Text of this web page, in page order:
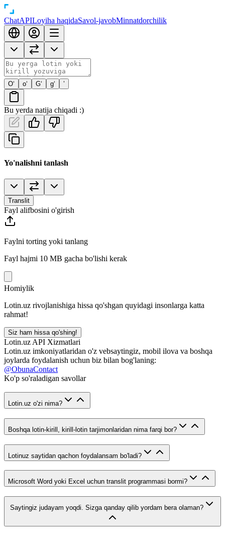
ChatAPILoyiha haqidaSavol-javobMinnatdorchilik
O‘ o‘ G‘ g‘ ’
Bu yerda natija chiqadi :)
Yo'nalishni tanlash
Translit
Fayl alifbosini o'girish
Faylni torting yoki tanlang
Fayl hajmi 10 MB gacha bo'lishi kerak
Homiylik
Lotin.uz rivojlanishiga hissa qo'shgan quyidagi insonlarga katta
rahmat!
Siz ham hissa qo'shing!
Lotin.uz API Xizmatlari
Lotin.uz imkoniyatlaridan o'z vebsaytingiz, mobil ilova va boshqa
joylarda foydalanish uchun biz bilan bog'laning:
@ObunaContact
Ko'p so'raladigan savollar
Lotin.uz o'zi nima?
Boshqa lotin-kirill, kirill-lotin tarjimonlaridan nima farqi bor?
Lotinuz saytidan qachon foydalansam bo'ladi?
Microsoft Word yoki Excel uchun translit programmasi bormi?
Saytingiz judayam yoqdi. Sizga qanday qilib yordam bera olaman?